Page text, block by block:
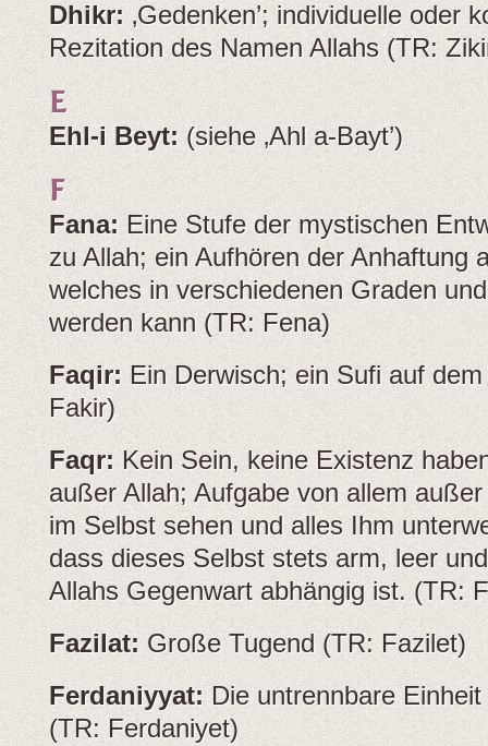
Dhikr: ‚Gedenken’; individuelle oder
Rezitation des Namen Allahs (TR:
E
Ehl-i Beyt: (siehe ‚Ahl a-Bayt’)
F
Fana: Eine Stufe der mystischen
zu Allah; ein Aufhören der Anhaftung
welches in verschiedenen Graden
werden kann (TR: Fena)
Faqir: Ein Derwisch; ein Sufi auf
Fakir)
Faqr: Kein Sein, keine Existenz
außer Allah; Aufgabe von allem
im Selbst sehen und alles Ihm
dass dieses Selbst stets arm, leer
Allahs Gegenwart abhängig ist. (TR:
Fazilat: Große Tugend (TR: Fazilet)
Ferdaniyyat: Die untrennbare
(TR: Ferdaniyet)